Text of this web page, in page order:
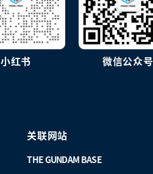
小红书 微信公众号
关联网站
THE GUNDAM BASE